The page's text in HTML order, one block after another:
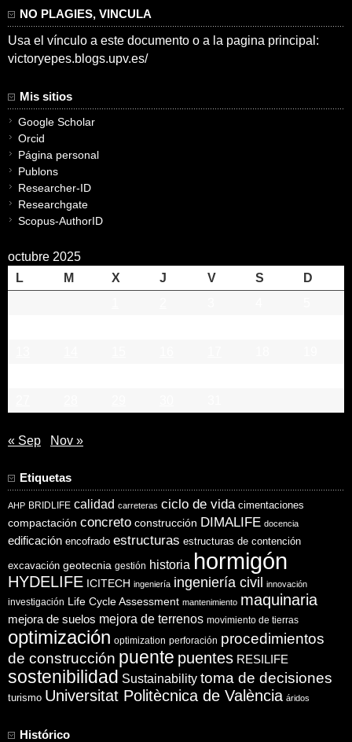
NO PLAGIES, VINCULA
Usa el vínculo a este documento o a la pagina principal:
victoryepes.blogs.upv.es/
Mis sitios
Google Scholar
Orcid
Página personal
Publons
Researcher-ID
Researchgate
Scopus-AuthorID
octubre 2025
L
M X J V S
D
« Sep Nov »
Etiquetas
AHP BRIDLIFE calidad carreteras ciclo de vida cimentaciones
compactación concreto construcción DIMALIFE docencia
edificación encofrado estructuras estructuras de contención
excavación geotecnia gestión historia hormigón
HYDELIFE ICITECH ingeniería ingeniería civil innovación
investigación Life Cycle Assessment mantenimiento maquinaria
mejora de suelos mejora de terrenos movimiento de tierras
optimización optimization perforación procedimientos
de construcción puente puentes RESILIFE
sostenibilidad Sustainability toma de decisiones
turismo Universitat Politècnica de València áridos
Histórico